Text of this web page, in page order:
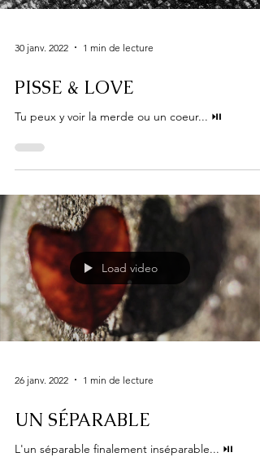
30 janv. 2022 1 min de lecture
PISSE & LOVE
Tu peux y voir la merde ou un coeur... ⏯
Load video
26 janv. 2022 1 min de lecture
UN SÉPARABLE
L'un séparable finalement inséparable... ⏯